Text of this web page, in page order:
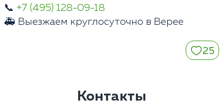
📞 +7 (495) 128-09-18
🚑 Выезжаем круглосуточно в Верее
25
Контакты